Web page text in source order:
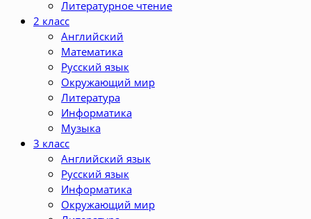
Литературное чтение
2 класс
Английский
Математика
Русский язык
Окружающий мир
Литература
Информатика
Музыка
3 класс
Английский язык
Русский язык
Информатика
Окружающий мир